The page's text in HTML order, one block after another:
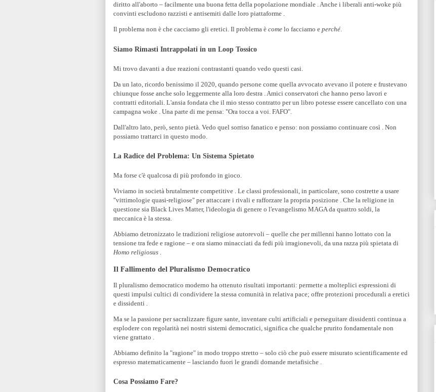
diritto all'aborto – facilmente una buona fetta della popolazione mondiale . Anche i liberali anti-woke più
convinti escludono razzisti e antisemiti dalle loro piattaforme .
Il problema non è che cacciamo gli eretici. Il problema è come lo facciamo e perché.
Siamo Rimasti Intrappolati in un Loop Tossico
Mi trovo davanti a due reazioni contrastanti quando vedo questi casi.
Da un lato, ricordo benissimo il 2020, quando persone come quella avvocato avevano il potere e frustevano
chiunque fosse anche solo leggermente alla loro destra . Amici conservatori che hanno perso lavori e
contratti editoriali. L'ansia fondata che il mio stesso contratto per un libro potesse essere cancellato con una
campagna woke . Una parte di me pensa: "Ora tocca a voi. FAFO".
Dall'altro lato, però, sento pietà. Vedo quel sorriso fanatico e penso: non possiamo continuare così . Non
possiamo trattarci in questo modo.
La Radice del Problema: Un Sistema Spietato
Ma forse c'è qualcosa di più profondo in gioco.
Viviamo in società brutalmente competitive . Le classi professionali, in particolare, sono costrette a usare
"vittimologie quasi-religiose" per attaccare i rivali e rafforzare la propria posizione . Che la religione in
questione sia Black Lives Matter, l'ideologia di genere o l'evangelismo MAGA da quattro soldi, la
meccanica è la stessa.
Abbiamo detronizzato le tradizioni religiose autorevoli – quelle che per millenni hanno lottato con la
tensione tra fede e ragione – e ora siamo minacciati da fedi più irragionevoli, da una razza più spietata di
Homo religiosus
Il Fallimento del Pluralismo Democratico
Il pluralismo democratico moderno ha ottenuto risultati importanti: permette a molteplici espressioni di
questi impulsi cultici di condividere la stessa comunità in relativa pace; offre protezioni procedurali a eretici
e dissidenti .
Ma se la passione per sacralizzare figure sante, inventare culti artificiali e perseguitare dissidenti continua a
esplodere con regolarità nei nostri sistemi democratici, significa che qualche prurito fondamentale non
viene grattato .
Abbiamo definito la "ragione" in modo troppo stretto – solo ciò che può essere misurato scientificamente ed
espresso matematicamente – lasciando fuori le grandi domande metafisiche .
Cosa Possiamo Fare?